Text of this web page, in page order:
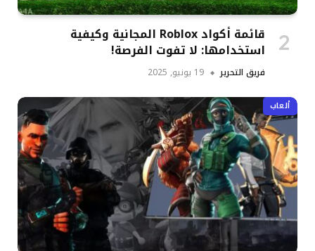
قائمة أكواد Roblox المجانية وكيفية
استخدامها: لا تفوت الفرصة!
فريق التحرير 19 يونيو, 2025
ألعاب